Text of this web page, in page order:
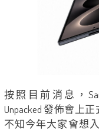
按照目前消息，
Unpacked 發佈會上
不知今年大家會想